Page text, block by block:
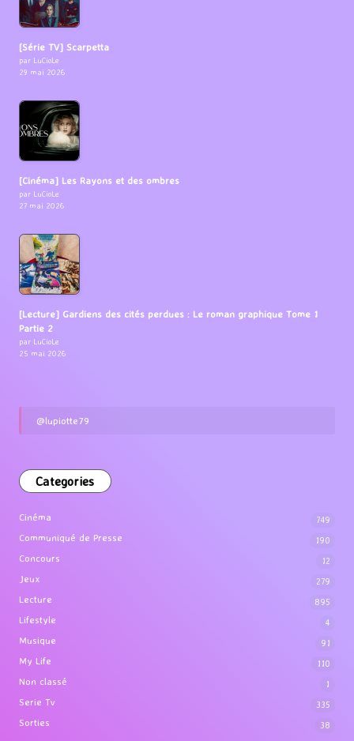
[Série TV] Scarpetta
par LuCioLe
29 mai 2026
[Cinéma] Les Rayons et des ombres
par LuCioLe
27 mai 2026
[Lecture] Gardiens des cités perdues : Le roman graphique Tome 1
Partie 2
par LuCioLe
25 mai 2026
@lupiotte79
Categories
Cinéma 749
Communiqué de Presse 190
Concours 12
Jeux 279
Lecture 895
Lifestyle 4
Musique 91
My Life 110
Non classé 1
Serie Tv 335
Sorties 38